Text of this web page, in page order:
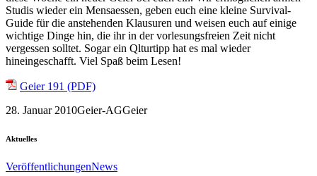
Studis wieder ein Mensaessen, geben euch eine kleine Survival-
Guide für die anstehenden Klausuren und weisen euch auf einige
wichtige Dinge hin, die ihr in der vorlesungsfreien Zeit nicht
vergessen solltet. Sogar ein Qlturtipp hat es mal wieder
hineingeschafft. Viel Spaß beim Lesen!
Geier 191 (PDF)
28. Januar 2010Geier-AGGeier
Aktuelles
VeröffentlichungenNews